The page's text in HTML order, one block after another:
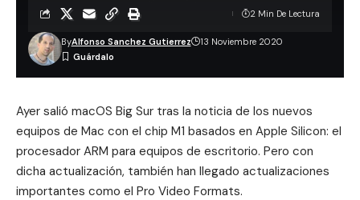
ByAlfonso Sanchez Gutierrez 13 Noviembre 2020
2 Min De Lectura
Ayer salió macOS Big Sur tras la noticia de los nuevos
equipos de Mac con el chip M1 basados en Apple Silicon: el
procesador ARM para equipos de escritorio. Pero con
dicha actualización, también han llegado actualizaciones
importantes como el Pro Video Formats.